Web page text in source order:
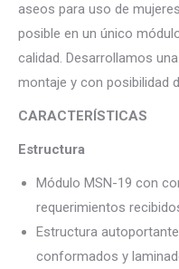
aseos para uso de
posible en un único
calidad. Desarrollamos
montaje y con posibilidad
CARACTERÍSTICAS
Estructura
Módulo MSN-19 con
requerimientos
Estructura
conformados y